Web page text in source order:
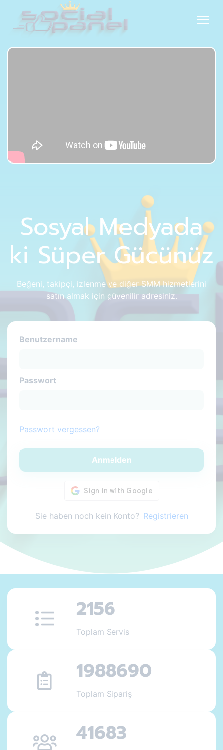
Sosyal Medyada
ki Süper Gücünüz
Beğeni, takipçi, izlenme ve diğer SMM hizmetlerini
satın almak için güvenilir adresiniz.
Benutzername
Passwort
Passwort vergessen?
Anmelden
Sie haben noch kein Konto? Registrieren
2156
Toplam Servis
1988690
Toplam Sipariş
41683